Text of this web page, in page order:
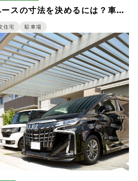
スの寸法を決めるには？車種
ご紹介
住宅 駐車場